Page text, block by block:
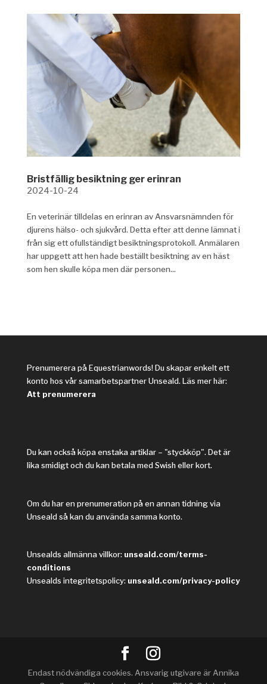
Bristfällig besiktning ger erinran
2024-10-24
En veterinär tilldelas en erinran av Ansvarsnämnden för
djurens hälso- och sjukvård. Detta efter att denne lämnat i
från sig ett ofullständigt besiktningsprotokoll. Anmälaren
har uppgett att hen hade beställt besiktning av en häst
som hen skulle köpa men där personen...
Prenumerera på Equestrianwords! Du skapar enkelt ett
konto hos vår samarbetspartner Unseald. Läs mer här:
Att prenumerera
Du kan också köpa enstaka artiklar – "styckköp". Det är
lika smidigt och du kan betala med Swish eller kort.
Om du har en prenumeration på en annan tidning via
Unseald så kan du använda samma konto.
Unsealds allmänna villkor: unseald.com/terms-
conditions
Unsealds integritetspolicy: unseald.com/privacy-policy
Endast nödvändiga cookies. Ansvarig utgivare är Annika